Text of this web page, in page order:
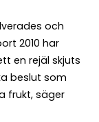
och
2010 har
en rejäl skjuts
beslut som
frukt, säger